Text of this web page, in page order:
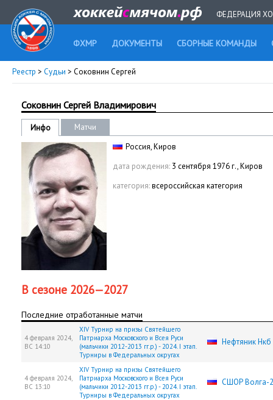
ФЕДЕРАЦИЯ
ФХМР ДОКУМЕНТЫ СБОРНЫЕ КОМАНДЫ
Реестр > Судьи > Соковнин Сергей
Соковнин Сергей Владимирович
Инфо
Матчи
Россия, Киров
дата рождения: 3 сентября 1976 г., Киров
категория:всероссийская категория
В сезоне 2026—2027
Последние отработанные матчи
4 февраля 2024,
ВС 14:10
XIV Турнир на призы Святейшего
Патриарха Московского и Всея Руси
(мальчики 2012-2013 гг.р.) - 2024. I этап.
Турниры в Федеральных округах
Нефтяник Нкб
4 февраля 2024,
ВС 13:10
XIV Турнир на призы Святейшего
Патриарха Московского и Всея Руси
(мальчики 2012-2013 гг.р.) - 2024. I этап.
Турниры в Федеральных округах
СШОР Волга-